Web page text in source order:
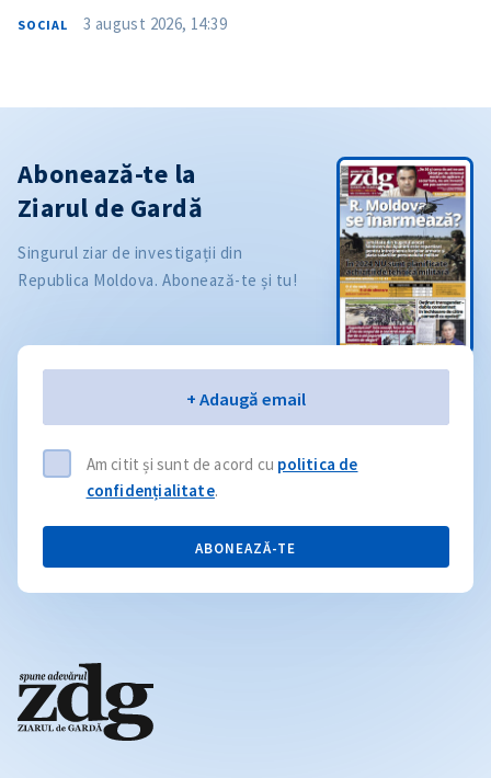
SOCIAL 3 august 2026, 14:39
Abonează-te la
Ziarul de Gardă
Singurul ziar de investigații din
Republica Moldova. Abonează-te și tu!
+ Adaugă email
Am citit și sunt de acord cu politica de
confidențialitate.
ABONEAZĂ-TE